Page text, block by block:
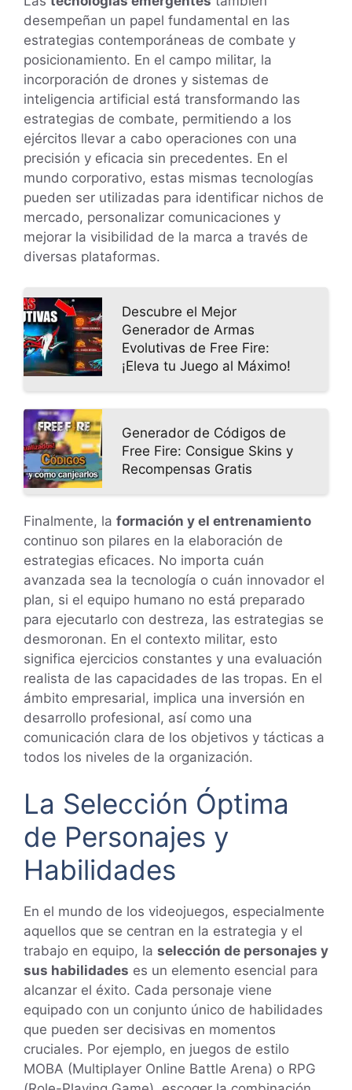
desempeñan un papel fundamental en las
estrategias contemporáneas de combate y
posicionamiento. En el campo militar, la
incorporación de drones y sistemas de
inteligencia artificial está transformando las
estrategias de combate, permitiendo a los
ejércitos llevar a cabo operaciones con una
precisión y eficacia sin precedentes. En el
mundo corporativo, estas mismas tecnologías
pueden ser utilizadas para identificar nichos de
mercado, personalizar comunicaciones y
mejorar la visibilidad de la marca a través de
diversas plataformas.
Descubre el Mejor
Generador de Armas
Evolutivas de Free Fire:
¡Eleva tu Juego al Máximo!
Generador de Códigos de
Free Fire: Consigue Skins y
Recompensas Gratis
Finalmente, la formación y el entrenamiento
continuo son pilares en la elaboración de
estrategias eficaces. No importa cuán
avanzada sea la tecnología o cuán innovador el
plan, si el equipo humano no está preparado
para ejecutarlo con destreza, las estrategias se
desmoronan. En el contexto militar, esto
significa ejercicios constantes y una evaluación
realista de las capacidades de las tropas. En el
ámbito empresarial, implica una inversión en
desarrollo profesional, así como una
comunicación clara de los objetivos y tácticas a
todos los niveles de la organización.
La Selección Óptima
de Personajes y
Habilidades
En el mundo de los videojuegos, especialmente
aquellos que se centran en la estrategia y el
trabajo en equipo, la selección de personajes y
sus habilidades es un elemento esencial para
alcanzar el éxito. Cada personaje viene
equipado con un conjunto único de habilidades
que pueden ser decisivas en momentos
cruciales. Por ejemplo, en juegos de estilo
MOBA (Multiplayer Online Battle Arena) o RPG